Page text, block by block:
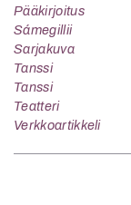
Pääkirjoitus
Sámegillii
Sarjakuva
Tanssi
Tanssi
Teatteri
Verkkoartikkeli